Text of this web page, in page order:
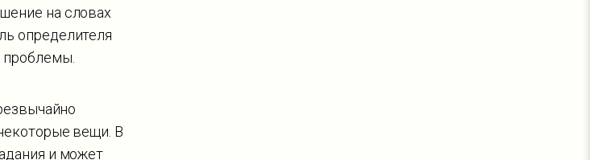
на словах
определителя
проблемы.
вещи. В
и может